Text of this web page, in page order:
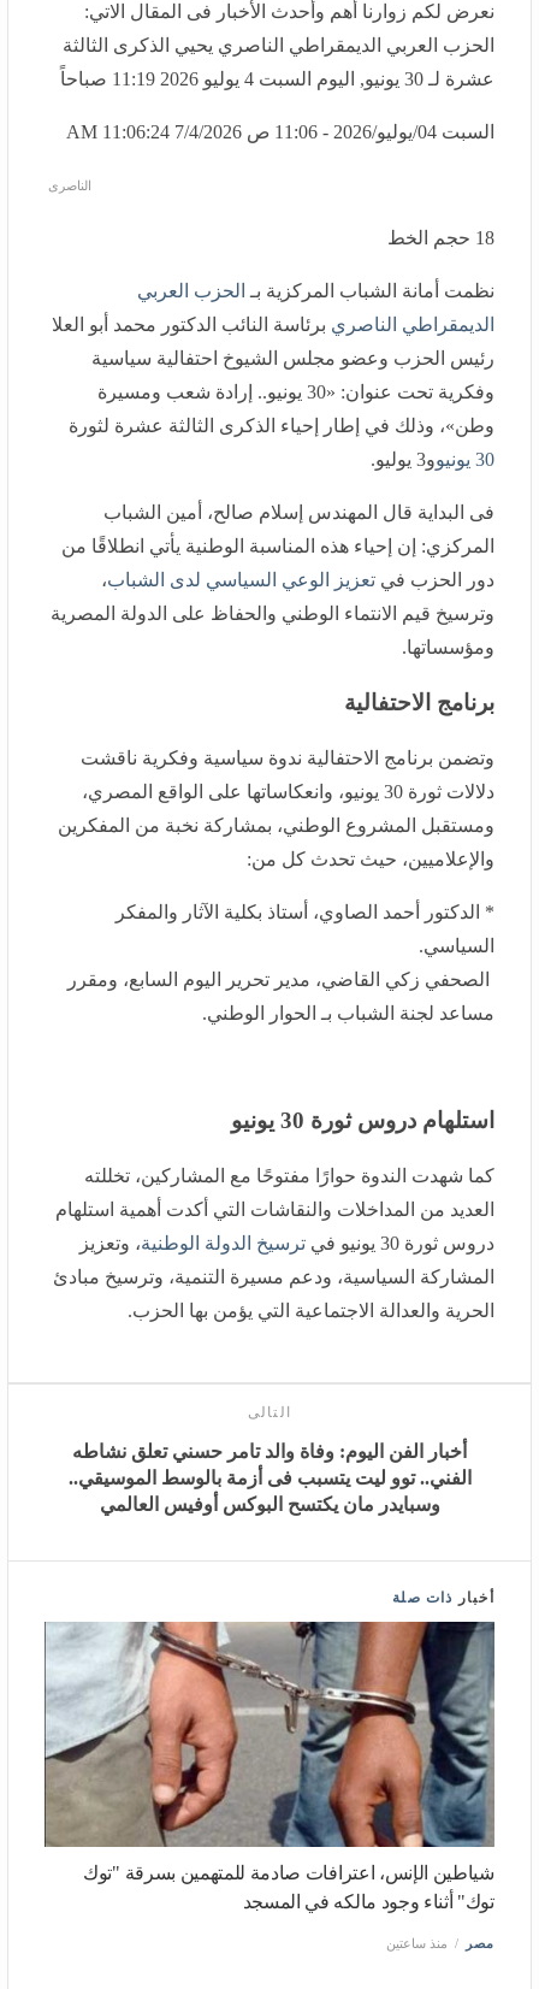
نعرض لكم زوارنا أهم وأحدث الأخبار فى المقال الاتي:
الحزب العربي الديمقراطي الناصري يحيي الذكرى الثالثة
عشرة لـ 30 يونيو, اليوم السبت 4 يوليو 2026 11:19 صباحاً
السبت 04/يوليو/2026 - 11:06 ص 7/4/2026 11:06:24 AM
الناصرى
18 حجم الخط
نظمت أمانة الشباب المركزية بـالحزب العربي الديمقراطي
الناصري برئاسة النائب الدكتور محمد أبو العلا رئيس الحزب
وعضو مجلس الشيوخ احتفالية سياسية وفكرية تحت عنوان:
«30 يونيو.. إرادة شعب ومسيرة وطن»، وذلك في إطار إحياء
الذكرى الثالثة عشرة لثورة30 يونيو و3 يوليو.
المركزي: إن إحياء هذه المناسبة الوطنية يأتي انطلاقًا من
دور الحزب فيتعزيز الوعي السياسي لدى الشباب، وترسيخ
قيم الانتماء الوطني والحفاظ على الدولة المصرية
ومؤسساتها.
دلالات ثورة 30 يونيو، وانعكاساتها على الواقع المصري،
ومستقبل المشروع الوطني، بمشاركة نخبة من المفكرين
والإعلاميين، حيث تحدث كل من:
الصحفي زكي القاضي، مدير تحرير اليوم السابع، ومقرر
مساعد لجنة الشباب بـ الحوار الوطني.
كما شهدت الندوة حوارًا مفتوحًا مع المشاركين، تخللته العديد
ثورة 30 يونيو في
ترسيخ الدولة الوطنية، وتعزيز المشاركة
السياسية، ودعم مسيرة التنمية، وترسيخ مبادئ الحرية
والعدالة الاجتماعية التي يؤمن بها الحزب.
أخبار الفن اليوم: وفاة والد تامر حسني تعلق نشاطه الفني..
توو ليت يتسبب فى أزمة بالوسط الموسيقي.. وسبايدر مان
شياطين الإنس، اعترافات صادمة للمتهمين بسرقة "توك توك"
أثناء وجود مالكه في المسجد
مصر منذ ساعتين